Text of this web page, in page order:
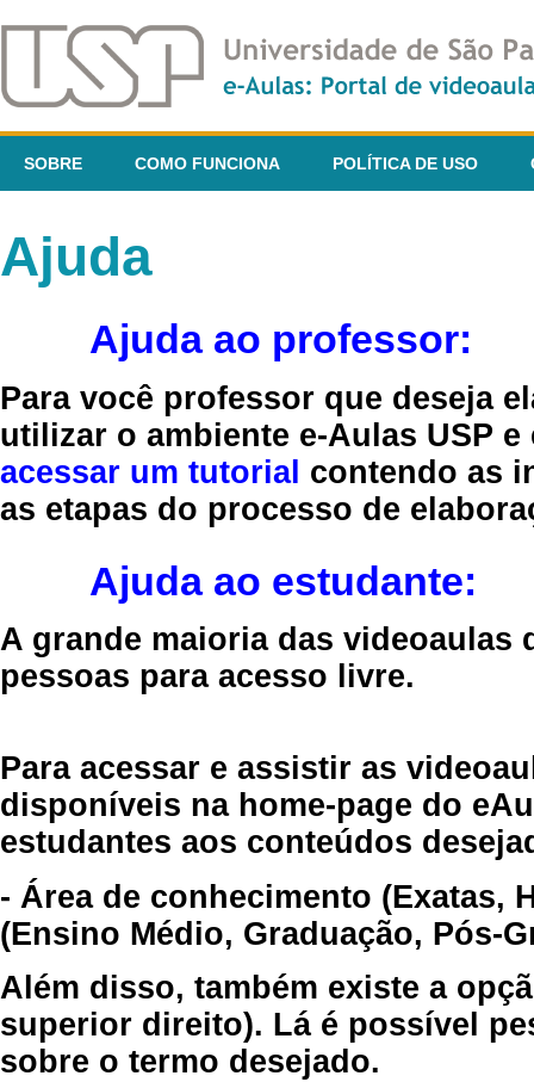
SOBRE COMO FUNCIONA POLÍTICA DE USO
Ajuda
Ajuda ao professor:
Para você professor que deseja
utilizar o ambiente e-Aulas USP
acessar um tutorial contendo as
as etapas do processo de
Ajuda ao estudante:
A grande maioria das videoaulas
pessoas para acesso livre.
Para acessar e assistir as
disponíveis na home-page do
estudantes aos conteúdos
- Área de conhecimento (Exatas,
(Ensino Médio, Graduação, Pós-
Além disso, também existe a
superior direito). Lá é possível
sobre o termo desejado.